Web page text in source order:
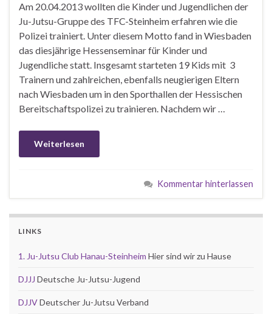
Am 20.04.2013 wollten die Kinder und Jugendlichen der
Ju-Jutsu-Gruppe des TFC-Steinheim erfahren wie die
Polizei trainiert. Unter diesem Motto fand in Wiesbaden
das diesjährige Hessenseminar für Kinder und
Jugendliche statt. Insgesamt starteten 19 Kids mit 3
Trainern und zahlreichen, ebenfalls neugierigen Eltern
nach Wiesbaden um in den Sporthallen der Hessischen
Bereitschaftspolizei zu trainieren. Nachdem wir …
Weiterlesen
Kommentar hinterlassen
LINKS
1. Ju-Jutsu Club Hanau-Steinheim Hier sind wir zu Hause
DJJJ Deutsche Ju-Jutsu-Jugend
DJJVDeutscher Ju-Jutsu Verband